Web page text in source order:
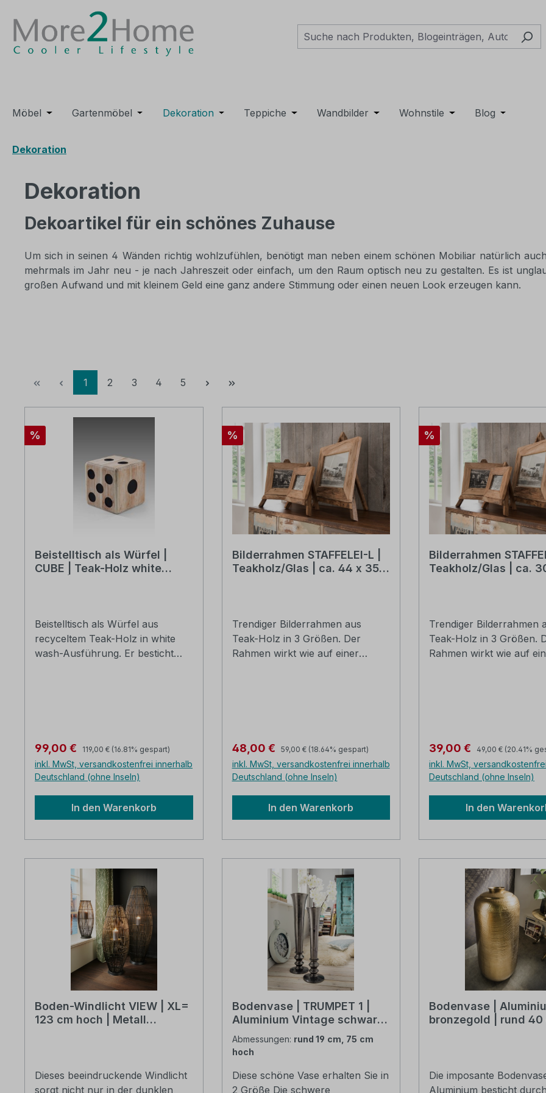
Hauptinhalt springen
Zur Suche springen
Zur Hauptnavigation springen
Möbel Öffne oder Schließe das Dropdown der Kategorie Möbel
Gartenmöbel Öffne oder Schließe das Dropdown der Kategorie Gartenmöbel
Dekoration Öffne oder Schließe das Dropdown der Kategorie Dekoration
Teppiche Öffne oder Schließe das Dropdown der Kategorie
Wandbilder Öffne oder Schließe das Dropdown
Wohnstile Öffne oder Schließe
Blog Öffne
Dekoration
Dekoration
Dekoartikel für ein schönes Zuhause
Um sich in seinen 4 Wänden richtig wohlzufühlen, benötigt man neben einem schönen Mobiliar natürlich
mehrmals im Jahr neu - je nach Jahreszeit oder einfach, um den Raum optisch neu zu gestalten. Es ist
großen Aufwand und mit kleinem Geld eine ganz andere Stimmung oder einen neuen Look erzeugen kann.
Seite
1 Seite
2 Seite
3 Seite
4 Seite
5
Rabatt
%
Beistelltisch als Würfel |
CUBE | Teak-Holz white
Beistelltisch als Würfel aus
recyceltem Teak-Holz in white
wash-Ausführung. Er besticht
B/H/T: ca. 40 x 40 x 40 cm die
Lieferung erfolgt in Karton
verpackt
Verkaufspreis:
99,00 € Regulärer Preis:
119,00 € (16.81% gespart)
inkl. MwSt, versandkostenfrei innerhalb
Deutschland (ohne Inseln)
In den Warenkorb
Rabatt
%
Bilderrahmen STAFFELEI-L |
Teakholz/Glas | ca. 44 x 35
Trendiger Bilderrahmen aus
Teak-Holz in 3 Größen. Der
Rahmen wirkt wie auf einer
Jeder Rahmen ein Unikat. Die
Holzstaffelei wirkt durch das
verwendete Teak leicht
retromäßig. Teak-Holz-Unikate
rechts ) Die Lieferung erfolgt
Verkaufspreis:
48,00 € Regulärer Preis:
59,00 € (18.64% gespart)
inkl. MwSt, versandkostenfrei innerhalb
Deutschland (ohne Inseln)
In den Warenkorb
Rabatt
%
Bilderrahmen
Teakholz/Glas | ca.
Trendiger Bilderrahmen
Teak-Holz in 3 Größen.
Rahmen wirkt wie auf
Jeder Rahmen ein Unikat.
Holzstaffelei wirkt durch
verwendete Teak leicht
retromäßig. Teak-Holz-Unikate
links ) Die Lieferung
Verkaufspreis:
39,00 € Regulärer Preis:
49,00 € (20.41%
inkl. MwSt,
Deutschland (ohne Inseln)
In den
Boden-Windlicht VIEW | XL=
123 cm hoch | Metall
Dieses beeindruckende Windlicht
sorgt nicht nur in der dunklen
Bodenvase | TRUMPET 1 |
Aluminium Vintage schwarz |
rund 19 cm / 75 cm hoch
Abmessungen: rund 19 cm, 75 cm
hoch
Diese schöne Vase erhalten Sie in
2 Größe Die schwere
Bodenvase |
bronzegold | rund 40
Die imposante
Aluminium besticht